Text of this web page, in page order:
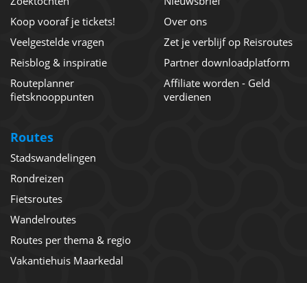
Koop vooraf je tickets!
Veelgestelde vragen
Reisblog & inspiratie
Routeplanner
fietsknooppunten
Over ons
Zet je verblijf op Reisroutes
Partner downloadplatform
Affiliate worden - Geld
verdienen
Routes
Stadswandelingen
Rondreizen
Fietsroutes
Wandelroutes
Routes per thema & regio
Vakantiehuis Maarkedal